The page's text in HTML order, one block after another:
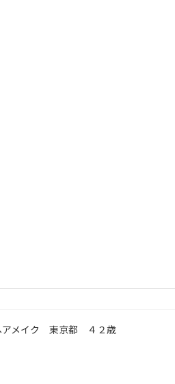
アメイク 東京都 ４２歳